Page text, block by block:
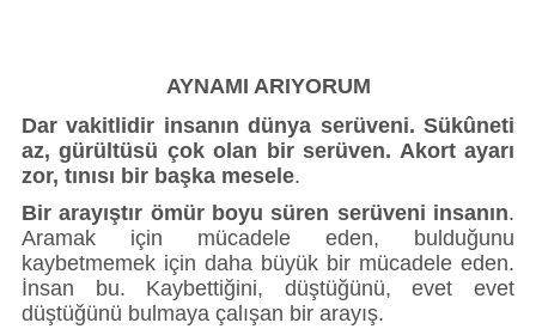
AYNAMI ARIYORUM
Dar vakitlidir insanın dünya serüveni. Sükûneti
az, gürültüsü çok olan bir serüven. Akort ayarı
zor, tınısı bir başka mesele.
Bir arayıştır ömür boyu süren serüveni insanın.
Aramak için mücadele eden, bulduğunu
kaybetmemek için daha büyük bir mücadele eden.
İnsan bu. Kaybettiğini, düştüğünü, evet evet
düştüğünü bulmaya çalışan bir arayış.